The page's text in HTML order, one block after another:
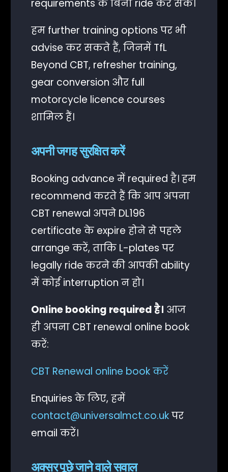
requirements के बिना ride कर सकें।
हम further training options पर भी
advise कर सकते हैं, जिनमें TfL
Beyond CBT, refresher training,
gear conversion और full
motorcycle licence courses
शामिल हैं।
अपनी जगह सुरक्षित करें
Booking advance में required है। हम
recommend करते हैं कि आप अपना
CBT renewal अपने DL196
certificate के expire होने से पहले
arrange करें, ताकि L-plates पर
legally ride करने की आपकी ability
में कोई interruption न हो।
Online booking required है। आज
ही अपना CBT renewal online book
करें:
CBT Renewal online book करें
Enquiries के लिए, हमें
contact@universalmct.co.ukपर
email करें।
अक्सर पूछे जाने वाले सवाल